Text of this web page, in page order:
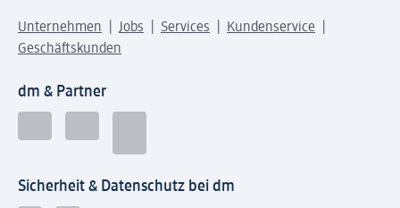
Unternehmen Jobs Services
Kundenservice
Geschäftskunden
dm & Partner
Sicherheit & Datenschutz bei dm